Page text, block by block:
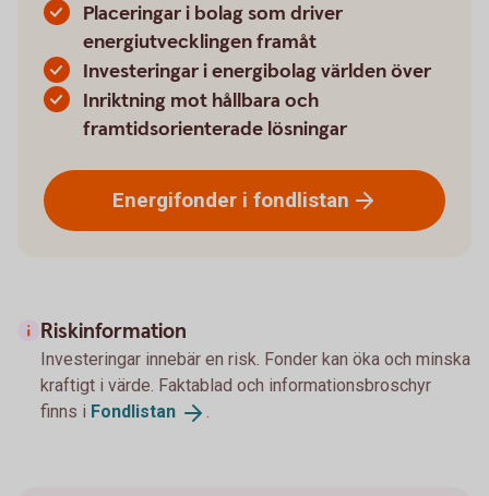
Placeringar i bolag som driver
energiutvecklingen framåt
Investeringar i energibolag världen över
Inriktning mot hållbara och
framtidsorienterade lösningar
Energifonder i fondlistan
Riskinformation
Investeringar innebär en risk. Fonder kan öka och minska
kraftigt i värde. Faktablad och informationsbroschyr
finns i Fondlistan .